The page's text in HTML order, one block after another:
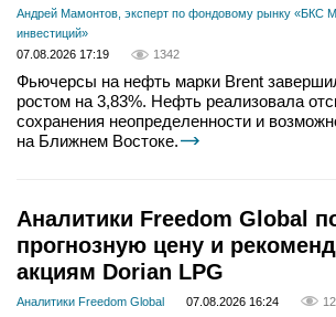
Андрей Мамонтов, эксперт по фондовому рынку «БКС
инвестиций»
07.08.2026 17:19
1342
Фьючерсы на нефть марки Brent
ростом на 3,83%. Нефть реализовала
сохранения неопределенности и
на Ближнем Востоке.
Аналитики Freedom Global
прогнозную цену и
акциям Dorian LPG
Аналитики Freedom Global 07.08.2026 16:24